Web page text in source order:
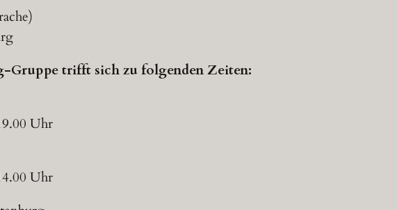
Gruppe trifft sich zu folgenden Zeiten:
Uhr
Uhr